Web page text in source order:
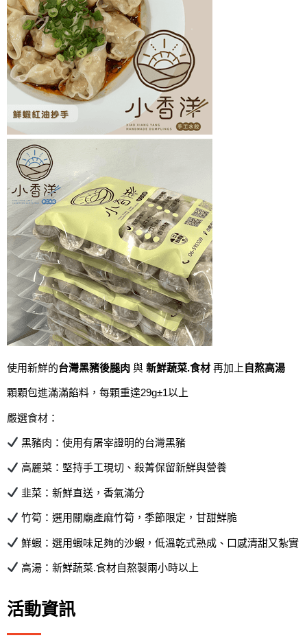
使用新鮮的台灣黑豬後腿肉 與 新鮮蔬菜.食材 再加上自熬高湯
顆顆包進滿滿餡料，每顆重達29g±1以上
嚴選食材：
黑豬肉：使用有屠宰證明的台灣黑豬
高麗菜：堅持手工現切、殺菁保留新鮮與營養
韭菜：新鮮直送，香氣滿分
竹筍：選用關廟產麻竹筍，季節限定，甘甜鮮脆
鮮蝦：選用蝦味足夠的沙蝦，低溫乾式熟成、口感清甜又紮實
高湯：新鮮蔬菜.食材自熬製兩小時以上
活動資訊